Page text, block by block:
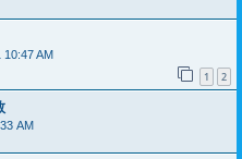
AM
1 2
AM